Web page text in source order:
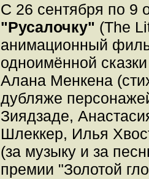
С 26 сентября по 9
"Русалочку" (The
анимационный
одноимённой
Алана Менкена
дубляже
Зиядзаде,
Шлеккер, Илья
(за музыку и за
премии "Золотой